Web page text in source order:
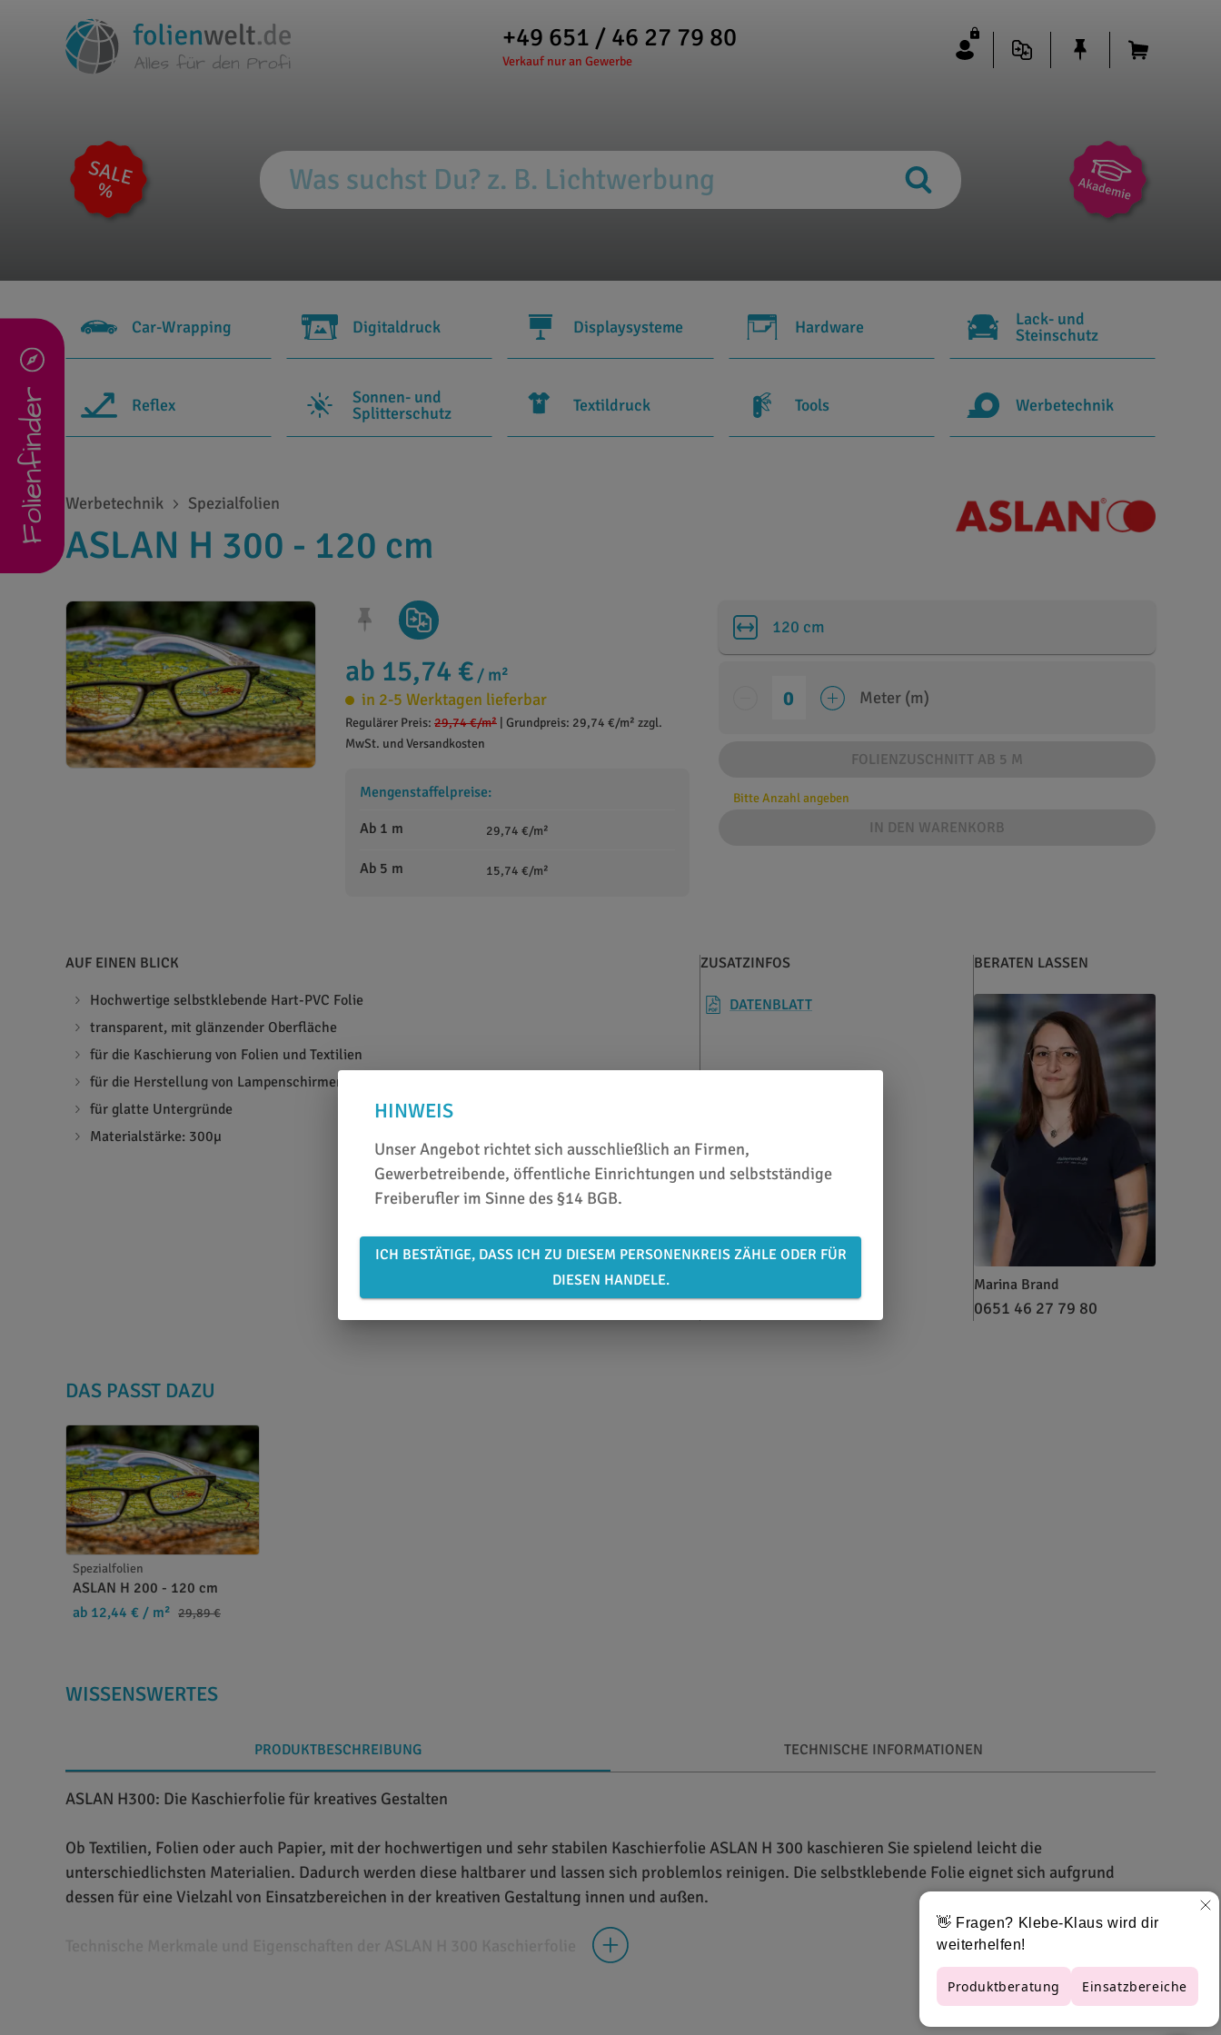
+49 651 / 46 27 79 80
Verkauf nur an Gewerbe
Car-Wrapping Digitaldruck Displaysysteme Hardware
Lack- und
Steinschutz
Reflex
Sonnen- und
Splitterschutz
Textildruck Tools Werbetechnik
Folienfinder Werbetechnik Spezialfolien
ASLAN H 300 - 120 cm
ab 15,74 € / m²
in 2-5 Werktagen lieferbar
Regulärer Preis: 29,74 €/m² Grundpreis: 29,74 €/m² zzgl.
MwSt. und Versandkosten
Mengenstaffelpreise:
Ab 1 m
29,74 €/m²
Ab 5 m 15,74 €/m²
120 cm
Meter (m)
FOLIENZUSCHNITT AB 5 M
Bitte Anzahl angeben
IN DEN WARENKORB
AUF EINEN BLICK
Hochwertige selbstklebende Hart-PVC Folie
transparent, mit glänzender Oberfläche
für die Kaschierung von Folien und Textilien
für die Herstellung von Lampenschirmen, Grußkarten und Mobilés bestens geeignet
für glatte Untergründe
Materialstärke: 300µ
ZUSATZINFOS
DATENBLATT
BERATEN LASSEN
Marina Brand
0651 46 27 79 80
DAS PASST DAZU
Spezialfolien
ASLAN H 200 - 120 cm
ab 12,44 € / m² 29,89 €
WISSENSWERTES
PRODUKTBESCHREIBUNG TECHNISCHE INFORMATIONEN
ASLAN H300: Die Kaschierfolie für kreatives Gestalten
Ob Textilien, Folien oder auch Papier, mit der hochwertigen und sehr stabilen Kaschierfolie ASLAN H 300 kaschieren Sie spielend leicht die
unterschiedlichsten Materialien. Dadurch werden diese haltbarer und lassen sich problemlos reinigen. Die selbstklebende Folie eignet sich aufgrund
dessen für eine Vielzahl von Einsatzbereichen in der kreativen Gestaltung innen und außen.
Bei ASLAN H 300 handelt es sich um eine hochwertige Folie aus Hart-PVC. Die Folie weist eine Stärke von 300 Mikron auf und ist damit gleichermaßen
stabil und flexibel. Das Produkt zeichnet sich durch seine sehr hohe Transparenz aus. Hierdurch eignet es sich hervorragend zum Kaschieren von Textilien
HINWEIS
Unser Angebot richtet sich ausschließlich an Firmen,
Gewerbetreibende, öffentliche Einrichtungen und selbstständige
Freiberufler im Sinne des §14 BGB.
ICH BESTÄTIGE, DASS ICH ZU DIESEM PERSONENKREIS ZÄHLE ODER FÜR
DIESEN HANDELE.